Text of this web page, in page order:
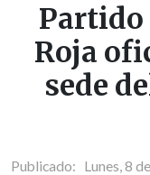
Roja
sede
Publicado: Lunes, 8